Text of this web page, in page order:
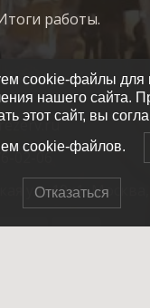
работы.
02-06
ул., 10к1, Москва,
cookie-файлы для
нашего сайта.
этот сайт, вы
cookie-файлов.
Отказаться